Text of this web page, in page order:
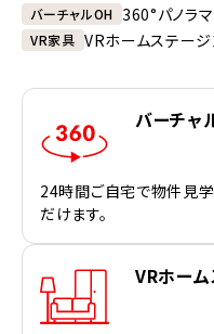
バーチャルOH 360°パノラ
VR家具 VRホームステー
バーチャ
24時間ご自宅で物件見
だけます。
VRホー